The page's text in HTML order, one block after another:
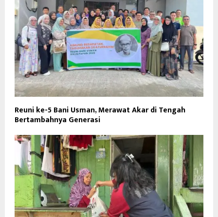
Reuni ke-5 Bani Usman, Merawat Akar di Tengah
Bertambahnya Generasi